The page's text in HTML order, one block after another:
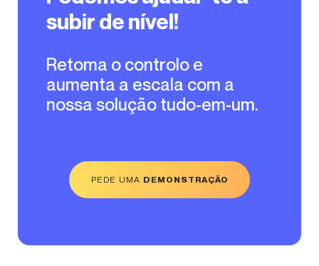
subir de nível!
Retoma o controlo e
aumenta a escala com a
nossa solução tudo-em-um.
PEDE UMA DEMONSTRAÇÃO